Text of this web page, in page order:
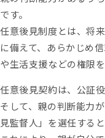
です。
任意後見制度とは、将
に備えて、あらかじめ
や生活支援などの権限
任意後見契約は、公証
そして、親の判断能力
見監督人」を選任する